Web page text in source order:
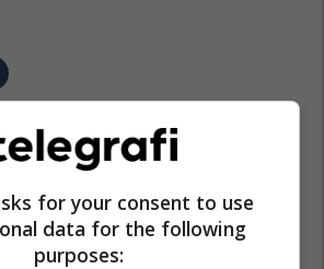
for your consent to use
data for the following
purposes: